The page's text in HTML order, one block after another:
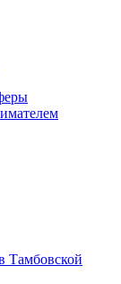
Тамбовской